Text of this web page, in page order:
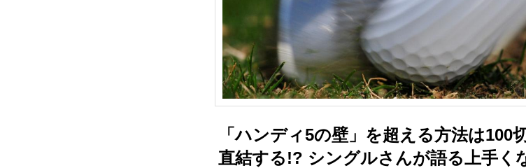
「ハンディ5の壁」を超える方法は100
直結する!? シングルさんが語る上手く